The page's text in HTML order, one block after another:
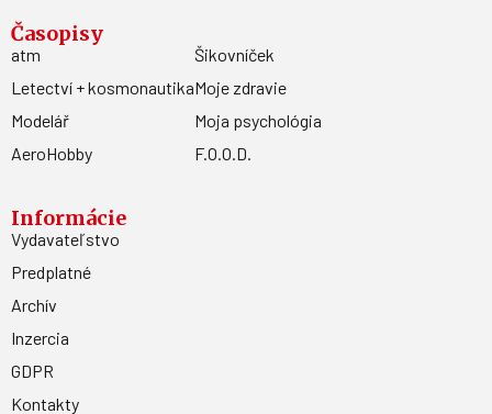
Časopisy
atm
Letectví + kosmonautika
Modelář
AeroHobby
Šikovníček
Moje zdravie
Moja psychológia
F.O.O.D.
Informácie
Vydavateľstvo
Predplatné
Archív
Inzercia
GDPR
Kontakty